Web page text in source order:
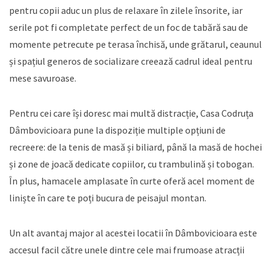
pentru copii aduc un plus de relaxare în zilele însorite, iar
serile pot fi completate perfect de un foc de tabără sau de
momente petrecute pe terasa închisă, unde grătarul, ceaunul
și spațiul generos de socializare creează cadrul ideal pentru
mese savuroase.
Pentru cei care își doresc mai multă distracție, Casa Codruța
Dâmbovicioara pune la dispoziție multiple opțiuni de
recreere: de la tenis de masă și biliard, până la masă de hochei
și zone de joacă dedicate copiilor, cu trambulină și tobogan.
În plus, hamacele amplasate în curte oferă acel moment de
liniște în care te poți bucura de peisajul montan.
Un alt avantaj major al acestei locatii în Dâmbovicioara este
accesul facil către unele dintre cele mai frumoase atracții